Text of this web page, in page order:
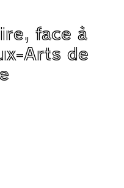
face à
Arts de